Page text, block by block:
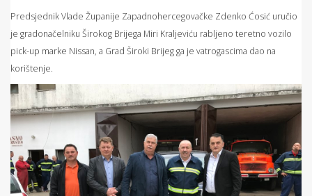
Predsjednik Vlade Županije Zapadnohercegovačke Zdenko Ćosić uručio
je gradonačelniku Širokog Brijega Miri Kraljeviću rabljeno teretno vozilo
pick-up marke Nissan, a Grad Široki Brijeg ga je vatrogascima dao na
korištenje.